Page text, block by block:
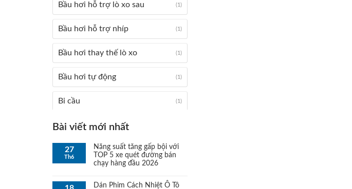
Bầu hơi hỗ trợ lò xo sau (1)
Bầu hơi hỗ trợ nhíp (1)
Bầu hơi thay thế lò xo (1)
Bầu hơi tự động (1)
Bi cầu (1)
Bộ PJM Pace & Nhíp PJM
Bộ TJM Comfort & Nhíp APM
Bài viết mới nhất
27
Th6
Năng suất tăng gấp bội với
TOP 5 xe quét đường bán
chạy hàng đầu 2026
Dán Phim Cách Nhiệt Ô Tô